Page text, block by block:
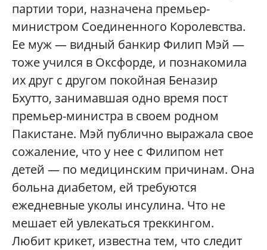
партии тори, назначена премьер-
министром Соединенного Королевства.
Ее муж — видный банкир Филип Мэй —
тоже учился в Оксфорде, и познакомила
их друг с другом покойная Беназир
Бхутто, занимавшая одно время пост
премьер-министра в своем родном
Пакистане. Мэй публично выражала свое
сожаление, что у нее с Филипом нет
детей — по медицинским причинам. Она
больна диабетом, ей требуются
ежедневные уколы инсулина. Что не
мешает ей увлекаться треккингом.
Любит крикет, известна тем, что следит